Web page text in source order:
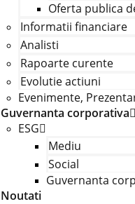
Oferta publica
Informatii financiare
Analisti
Rapoarte curente
Evolutie actiuni
Evenimente,
Guvernanta corporativa
ESG
Mediu
Social
Guvernanta
Noutati